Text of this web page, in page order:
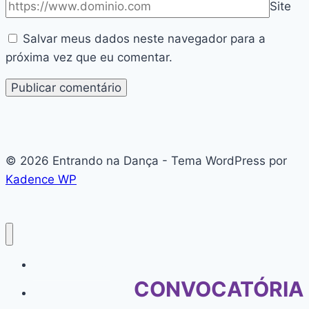
Site
Salvar meus dados neste navegador para a
próxima vez que eu comentar.
© 2026 Entrando na Dança - Tema WordPress por
Kadence WP
CONVOCATÓRIA